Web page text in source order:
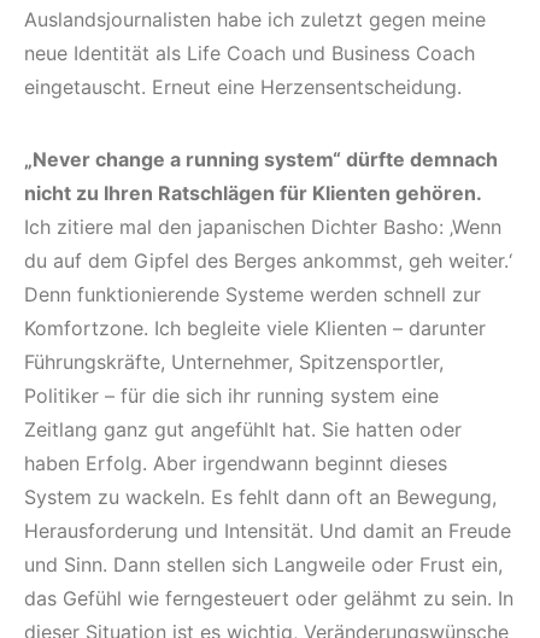
Auslandsjournalisten habe ich zuletzt gegen meine
neue Identität als Life Coach und Business Coach
eingetauscht. Erneut eine Herzensentscheidung.
„Never change a running system“ dürfte demnach
nicht zu Ihren Ratschlägen für Klienten gehören.
Ich zitiere mal den japanischen Dichter Basho: ‚Wenn
du auf dem Gipfel des Berges ankommst, geh weiter.‘
Denn funktionierende Systeme werden schnell zur
Komfortzone. Ich begleite viele Klienten – darunter
Führungskräfte, Unternehmer, Spitzensportler,
Politiker – für die sich ihr running system eine
Zeitlang ganz gut angefühlt hat. Sie hatten oder
haben Erfolg. Aber irgendwann beginnt dieses
System zu wackeln. Es fehlt dann oft an Bewegung,
Herausforderung und Intensität. Und damit an Freude
und Sinn. Dann stellen sich Langweile oder Frust ein,
das Gefühl wie ferngesteuert oder gelähmt zu sein. In
dieser Situation ist es wichtig, Veränderungswünsche